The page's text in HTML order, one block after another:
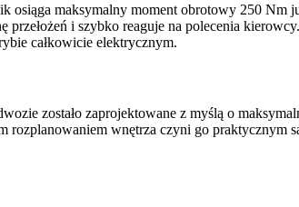
maksymalny moment obrotowy 250 Nm
i szybko reaguje na polecenia
całkowicie elektrycznym.
zostało zaprojektowane z myślą o
rozplanowaniem wnętrza czyni go praktycznym